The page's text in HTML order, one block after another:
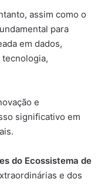
assim como o
para
em dados,
e
significativo em
do Ecossistema de
e dos